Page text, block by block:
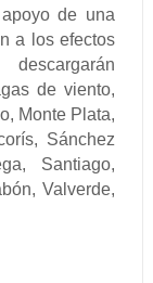
de una
a los efectos
de viento,
Monte Plata,
Sánchez
Santiago,
Valverde,